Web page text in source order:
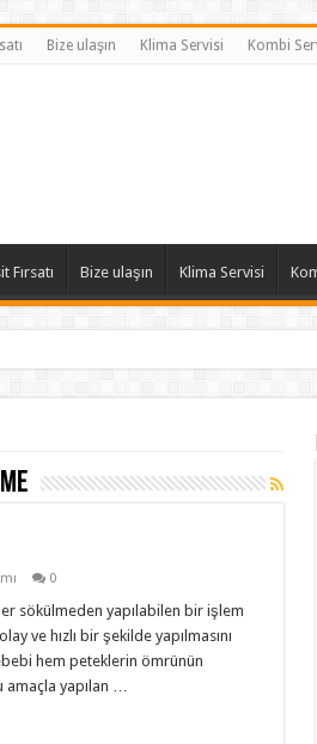
Bize ulaşın Klima Servisi Kombi
Fırsatı Bize ulaşın Klima Servisi
0
sökülmeden yapılabilen bir işlem
ve hızlı bir şekilde yapılmasını
hem peteklerin ömrünün
amaçla yapılan …